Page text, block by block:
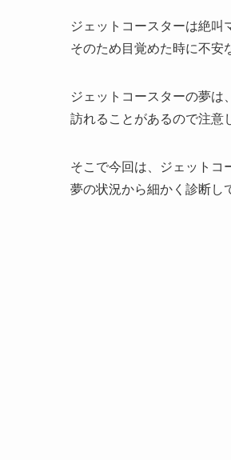
ジェットコースターは絶叫
そのため目覚めた時に不安
ジェットコースターの夢は
訪れることがあるので注意
そこで今回は、ジェットコ
夢の状況から細かく診断し